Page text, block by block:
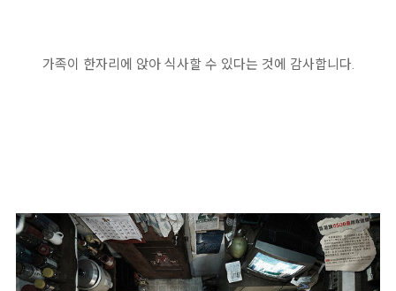
가족이 한자리에 앉아 식사할 수 있다는 것에 감사합니다.